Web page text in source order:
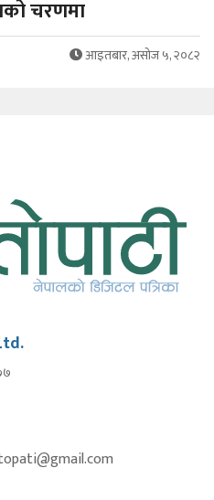
चरणमा
आइतबार, असोज ५, २०८२